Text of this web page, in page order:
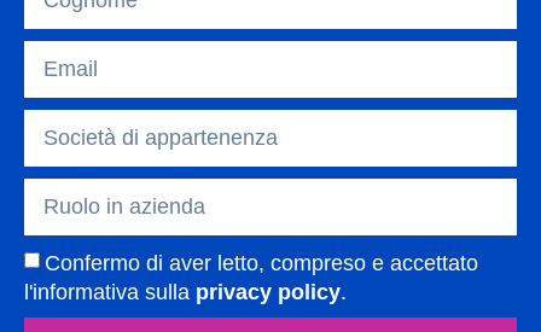
Confermo di aver letto, compreso e accettato
l'informativa sulla privacy policy.